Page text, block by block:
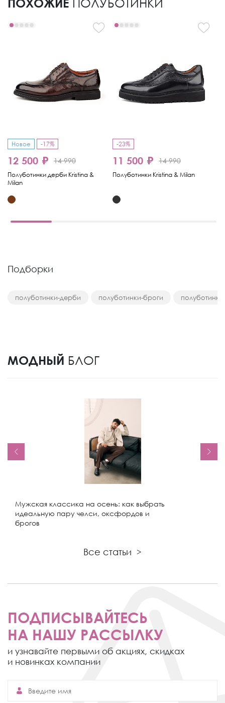
Новое -17%
12 500 ₽ 14 990
Полуботинки дерби Kristina &
Milan
-23%
11 500 ₽ 14 990
Полуботинки Kristina & Milan
Подборки
полуботинки-дерби полуботинки-броги
МОДНЫЙ БЛОГ
Мужская классика на осень: как выбрать
идеальную пару челси, оксфордов и
брогов
Все статьи >
ПОДПИСЫВАЙТЕСЬ
НА НАШУ РАССЫЛКУ
и узнавайте первыми об акциях, скидках
и новинках компании